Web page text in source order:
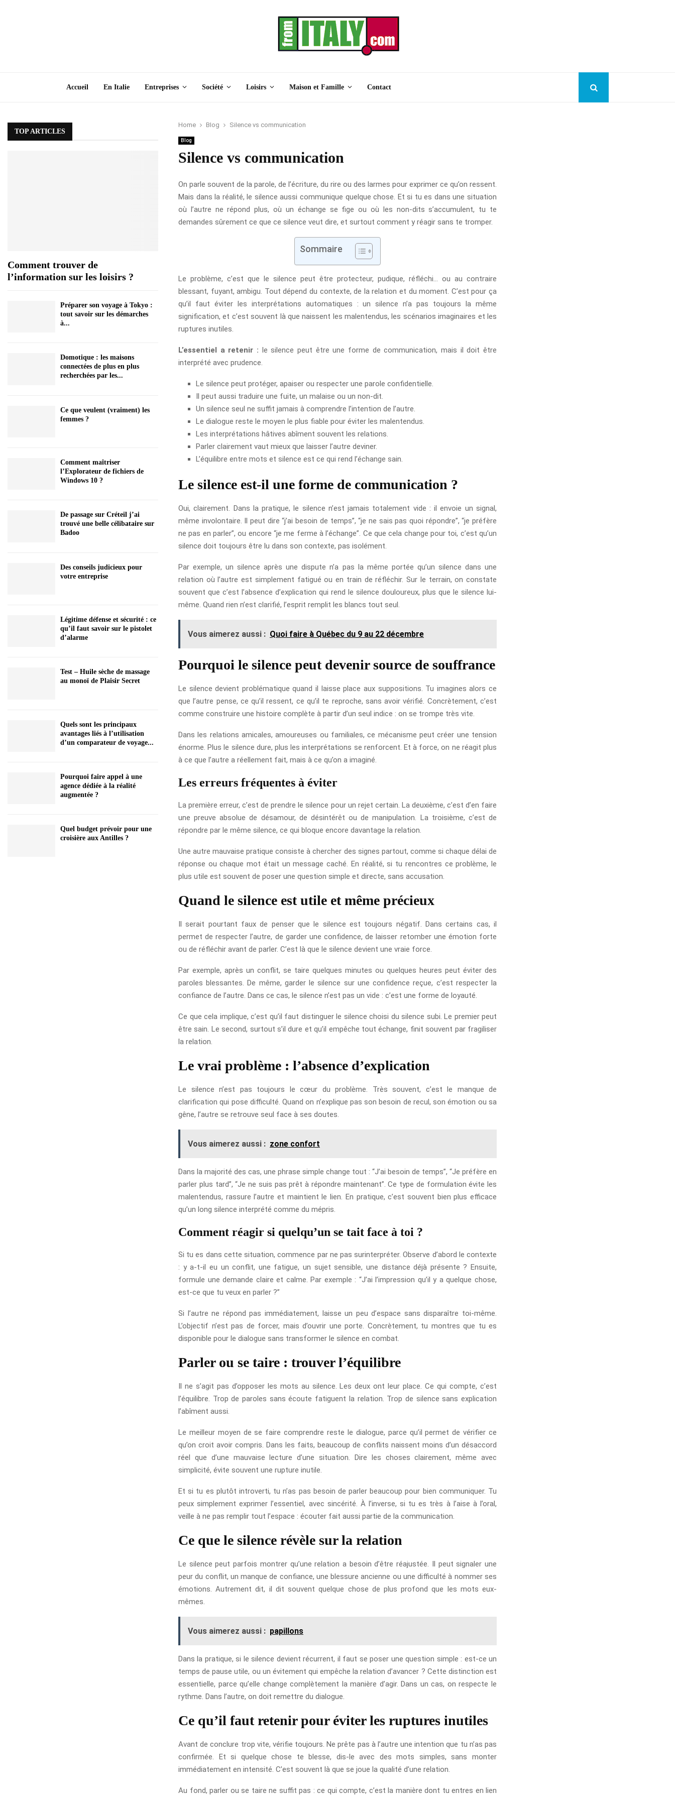
Accueil En Italie Entreprises Société Loisirs Maison et Famille Contact
Home Blog Silence vs communication
Blog
Silence vs communication
On parle souvent de la parole, de l’écriture, du rire ou des larmes pour exprimer ce qu’on ressent.
Mais dans la réalité, le silence aussi communique quelque chose. Et si tu es dans une situation
où l’autre ne répond plus, où un échange se fige ou où les non-dits s’accumulent, tu te
demandes sûrement ce que ce silence veut dire, et surtout comment y réagir sans te tromper.
Sommaire
Le problème, c’est que le silence peut être protecteur, pudique, réfléchi… ou au contraire
blessant, fuyant, ambigu. Tout dépend du contexte, de la relation et du moment. C’est pour ça
qu’il faut éviter les interprétations automatiques : un silence n’a pas toujours la même
signification, et c’est souvent là que naissent les malentendus, les scénarios imaginaires et les
ruptures inutiles.
L’essentiel a retenir : le silence peut être une forme de communication, mais il doit être
interprété avec prudence.
Le silence peut protéger, apaiser ou respecter une parole confidentielle.
Il peut aussi traduire une fuite, un malaise ou un non-dit.
Un silence seul ne suffit jamais à comprendre l’intention de l’autre.
Le dialogue reste le moyen le plus fiable pour éviter les malentendus.
Les interprétations hâtives abîment souvent les relations.
Parler clairement vaut mieux que laisser l’autre deviner.
L’équilibre entre mots et silence est ce qui rend l’échange sain.
Le silence est-il une forme de communication ?
Oui, clairement. Dans la pratique, le silence n’est jamais totalement vide : il envoie un signal,
même involontaire. Il peut dire “j’ai besoin de temps”, “je ne sais pas quoi répondre”, “je préfère
ne pas en parler”, ou encore “je me ferme à l’échange”. Ce que cela change pour toi, c’est qu’un
silence doit toujours être lu dans son contexte, pas isolément.
Par exemple, un silence après une dispute n’a pas la même portée qu’un silence dans une
relation où l’autre est simplement fatigué ou en train de réfléchir. Sur le terrain, on constate
souvent que c’est l’absence d’explication qui rend le silence douloureux, plus que le silence lui-
même. Quand rien n’est clarifié, l’esprit remplit les blancs tout seul.
Vous aimerez aussi : Quoi faire à Québec du 9 au 22 décembre
Pourquoi le silence peut devenir source de souffrance
Le silence devient problématique quand il laisse place aux suppositions. Tu imagines alors ce
que l’autre pense, ce qu’il ressent, ce qu’il te reproche, sans avoir vérifié. Concrètement, c’est
comme construire une histoire complète à partir d’un seul indice : on se trompe très vite.
Dans les relations amicales, amoureuses ou familiales, ce mécanisme peut créer une tension
énorme. Plus le silence dure, plus les interprétations se renforcent. Et à force, on ne réagit plus
à ce que l’autre a réellement fait, mais à ce qu’on a imaginé.
Les erreurs fréquentes à éviter
La première erreur, c’est de prendre le silence pour un rejet certain. La deuxième, c’est d’en faire
une preuve absolue de désamour, de désintérêt ou de manipulation. La troisième, c’est de
répondre par le même silence, ce qui bloque encore davantage la relation.
Une autre mauvaise pratique consiste à chercher des signes partout, comme si chaque délai de
réponse ou chaque mot était un message caché. En réalité, si tu rencontres ce problème, le
plus utile est souvent de poser une question simple et directe, sans accusation.
Quand le silence est utile et même précieux
Il serait pourtant faux de penser que le silence est toujours négatif. Dans certains cas, il
permet de respecter l’autre, de garder une confidence, de laisser retomber une émotion forte
ou de réfléchir avant de parler. C’est là que le silence devient une vraie force.
Par exemple, après un conflit, se taire quelques minutes ou quelques heures peut éviter des
paroles blessantes. De même, garder le silence sur une confidence reçue, c’est respecter la
confiance de l’autre. Dans ce cas, le silence n’est pas un vide : c’est une forme de loyauté.
Ce que cela implique, c’est qu’il faut distinguer le silence choisi du silence subi. Le premier peut
être sain. Le second, surtout s’il dure et qu’il empêche tout échange, finit souvent par fragiliser
la relation.
Le vrai problème : l’absence d’explication
Le silence n’est pas toujours le cœur du problème. Très souvent, c’est le manque de
clarification qui pose difficulté. Quand on n’explique pas son besoin de recul, son émotion ou sa
gêne, l’autre se retrouve seul face à ses doutes.
Vous aimerez aussi : zone confort
Dans la majorité des cas, une phrase simple change tout : “J’ai besoin de temps”, “Je préfère en
parler plus tard”, “Je ne suis pas prêt à répondre maintenant”. Ce type de formulation évite les
malentendus, rassure l’autre et maintient le lien. En pratique, c’est souvent bien plus efficace
qu’un long silence interprété comme du mépris.
Comment réagir si quelqu’un se tait face à toi ?
Si tu es dans cette situation, commence par ne pas surinterpréter. Observe d’abord le contexte
: y a-t-il eu un conflit, une fatigue, un sujet sensible, une distance déjà présente ? Ensuite,
formule une demande claire et calme. Par exemple : “J’ai l’impression qu’il y a quelque chose,
est-ce que tu veux en parler ?”
Si l’autre ne répond pas immédiatement, laisse un peu d’espace sans disparaître toi-même.
L’objectif n’est pas de forcer, mais d’ouvrir une porte. Concrètement, tu montres que tu es
disponible pour le dialogue sans transformer le silence en combat.
Parler ou se taire : trouver l’équilibre
Il ne s’agit pas d’opposer les mots au silence. Les deux ont leur place. Ce qui compte, c’est
l’équilibre. Trop de paroles sans écoute fatiguent la relation. Trop de silence sans explication
l’abîment aussi.
Le meilleur moyen de se faire comprendre reste le dialogue, parce qu’il permet de vérifier ce
qu’on croit avoir compris. Dans les faits, beaucoup de conflits naissent moins d’un désaccord
réel que d’une mauvaise lecture d’une situation. Dire les choses clairement, même avec
simplicité, évite souvent une rupture inutile.
Et si tu es plutôt introverti, tu n’as pas besoin de parler beaucoup pour bien communiquer. Tu
peux simplement exprimer l’essentiel, avec sincérité. À l’inverse, si tu es très à l’aise à l’oral,
veille à ne pas remplir tout l’espace : écouter fait aussi partie de la communication.
Ce que le silence révèle sur la relation
Le silence peut parfois montrer qu’une relation a besoin d’être réajustée. Il peut signaler une
peur du conflit, un manque de confiance, une blessure ancienne ou une difficulté à nommer ses
émotions. Autrement dit, il dit souvent quelque chose de plus profond que les mots eux-
mêmes.
Vous aimerez aussi : papillons
Dans la pratique, si le silence devient récurrent, il faut se poser une question simple : est-ce un
temps de pause utile, ou un évitement qui empêche la relation d’avancer ? Cette distinction est
essentielle, parce qu’elle change complètement la manière d’agir. Dans un cas, on respecte le
rythme. Dans l’autre, on doit remettre du dialogue.
Ce qu’il faut retenir pour éviter les ruptures inutiles
Avant de conclure trop vite, vérifie toujours. Ne prête pas à l’autre une intention que tu n’as pas
confirmée. Et si quelque chose te blesse, dis-le avec des mots simples, sans monter
immédiatement en intensité. C’est souvent là que se joue la qualité d’une relation.
Au fond, parler ou se taire ne suffit pas : ce qui compte, c’est la manière dont tu entres en lien
TOP ARTICLES
Comment trouver de
l’information sur les loisirs ?
Préparer son voyage à Tokyo :
tout savoir sur les démarches
à...
Domotique : les maisons
connectées de plus en plus
recherchées par les...
Ce que veulent (vraiment) les
femmes ?
Comment maîtriser
l’Explorateur de fichiers de
Windows 10 ?
De passage sur Créteil j’ai
trouvé une belle célibataire sur
Badoo
Des conseils judicieux pour
votre entreprise
Légitime défense et sécurité : ce
qu’il faut savoir sur le pistolet
d’alarme
Test – Huile sèche de massage
au monoï de Plaisir Secret
Quels sont les principaux
avantages liés à l’utilisation
d’un comparateur de voyage...
Pourquoi faire appel à une
agence dédiée à la réalité
augmentée ?
Quel budget prévoir pour une
croisière aux Antilles ?